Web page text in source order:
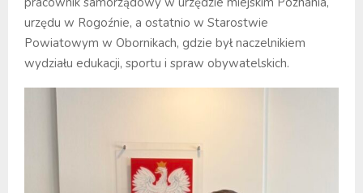
urzędu w Rogoźnie, a ostatnio w Starostwie
Powiatowym w Obornikach, gdzie był naczelnikiem
wydziału edukacji, sportu i spraw obywatelskich.